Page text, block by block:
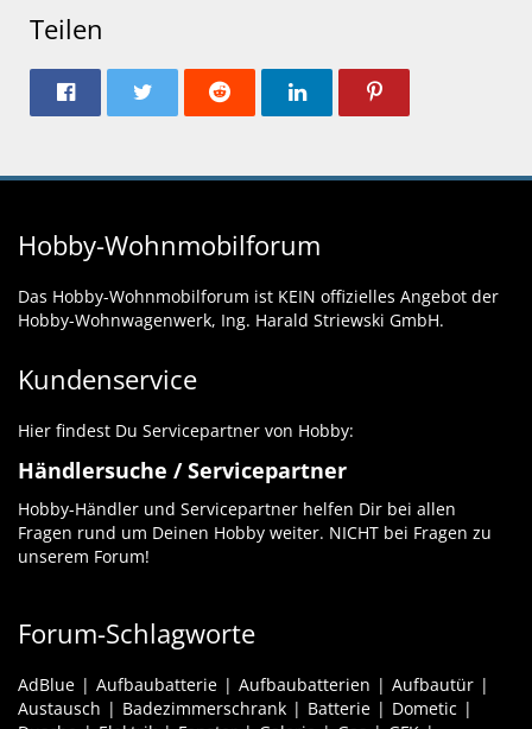
Teilen
Hobby-Wohnmobilforum
Das Hobby-Wohnmobilforum ist KEIN offizielles Angebot der
Hobby-Wohnwagenwerk, Ing. Harald Striewski GmbH.
Kundenservice
Hier findest Du Servicepartner von Hobby:
Händlersuche / Servicepartner
Hobby-Händler und Servicepartner helfen Dir bei allen
Fragen rund um Deinen Hobby weiter. NICHT bei Fragen zu
unserem Forum!
Forum-Schlagworte
AdBlue Aufbaubatterie Aufbaubatterien
Aufbautür
Austausch
Badezimmerschrank Batterie
Dometic